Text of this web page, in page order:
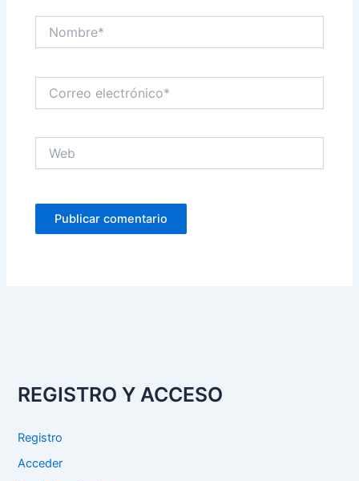
electrónico*
REGISTRO Y ACCESO
Registro
Acceder